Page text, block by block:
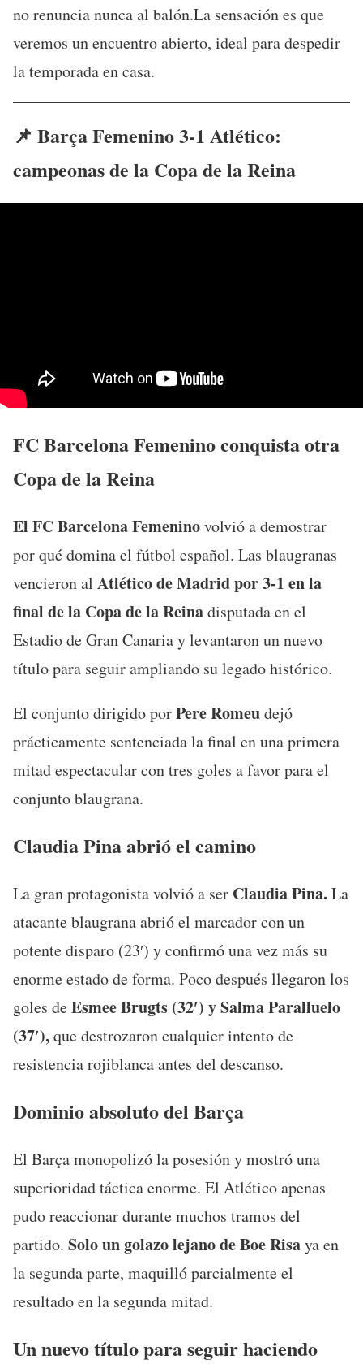
no renuncia nunca al balón.La sensación es que
veremos un encuentro abierto, ideal para despedir
la temporada en casa.
📌 Barça Femenino 3-1 Atlético:
campeonas de la Copa de la Reina
FC Barcelona Femenino conquista otra
Copa de la Reina
El FC Barcelona Femeninovolvió a demostrar
por qué domina el fútbol español. Las blaugranas
vencieron al Atlético de Madrid por 3-1 en la
final de la Copa de la Reinadisputada en el
Estadio de Gran Canaria y levantaron un nuevo
título para seguir ampliando su legado histórico.
El conjunto dirigido porPere Romeudejó
prácticamente sentenciada la final en una primera
mitad espectacular con tres goles a favor para el
conjunto blaugrana.
Claudia Pina abrió el camino
La gran protagonista volvió a ser Claudia Pina. La
atacante blaugrana abrió el marcador con un
potente disparo (23′) y confirmó una vez más su
enorme estado de forma. Poco después llegaron los
goles deEsmee Brugts (32′) y Salma Paralluelo
(37′),que destrozaron cualquier intento de
resistencia rojiblanca antes del descanso.
Dominio absoluto del Barça
El Barça monopolizó la posesión y mostró una
superioridad táctica enorme. El Atlético apenas
pudo reaccionar durante muchos tramos del
partido. Solo un golazo lejano de Boe Risaya en
la segunda parte, maquilló parcialmente el
resultado en la segunda mitad.
Un nuevo título para seguir haciendo